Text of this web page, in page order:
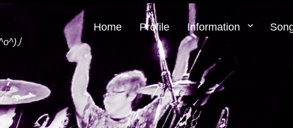
丿
Home Profile Information